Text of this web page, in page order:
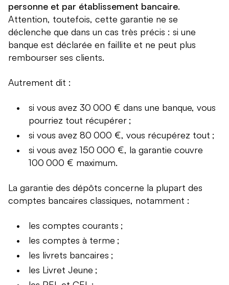
personne et par établissement bancaire.
Attention, toutefois, cette garantie ne se
déclenche que dans un cas très précis : si une
banque est déclarée en faillite et ne peut plus
rembourser ses clients.
Autrement dit :
si vous avez 30 000 € dans une banque, vous
pourriez tout récupérer ;
si vous avez 80 000 €, vous récupérez tout ;
si vous avez 150 000 €, la garantie couvre
100 000 € maximum.
La garantie des dépôts concerne la plupart des
comptes bancaires classiques, notamment :
les comptes courants ;
les comptes à terme ;
les livrets bancaires ;
les Livret Jeune ;